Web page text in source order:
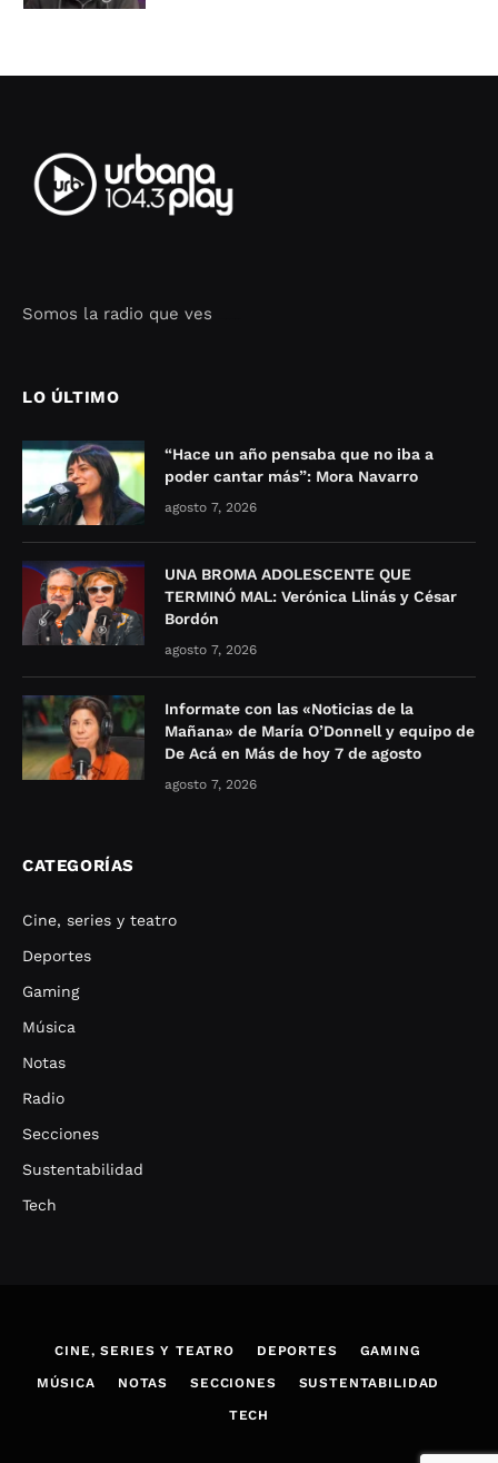
Somos la radio que ves
LO ÚLTIMO
“Hace un año pensaba que no iba a
poder cantar más”: Mora Navarro
agosto 7, 2026
UNA BROMA ADOLESCENTE QUE
TERMINÓ MAL: Verónica Llinás y César
Bordón
agosto 7, 2026
Informate con las «Noticias de la
Mañana» de María O’Donnell y equipo de
De Acá en Más de hoy 7 de agosto
agosto 7, 2026
CATEGORÍAS
Cine, series y teatro
Deportes
Gaming
Música
Notas
Radio
Secciones
Sustentabilidad
Tech
CINE, SERIES Y TEATRO DEPORTES GAMING
MÚSICA NOTAS SECCIONES SUSTENTABILIDAD
TECH